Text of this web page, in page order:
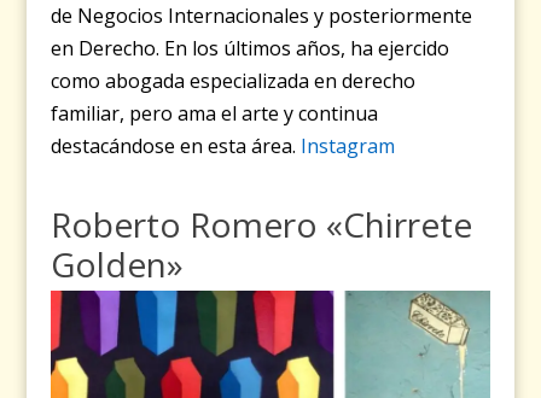
de Negocios Internacionales y posteriormente
en Derecho. En los últimos años, ha ejercido
como abogada especializada en derecho
familiar, pero ama el arte y continua
destacándose en esta área. Instagram
Roberto Romero «Chirrete
Golden»